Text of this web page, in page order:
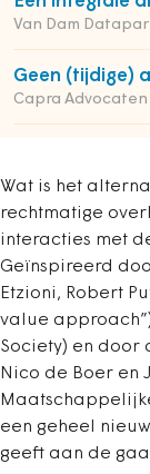
Van Dam
Geen (tijdige)
Capra Advocaten
Wat is het
rechtmatige
interacties met
Geïnspireerd
Etzioni, Robert
value
Society) en door
Nico de Boer en
een geheel
geeft aan de